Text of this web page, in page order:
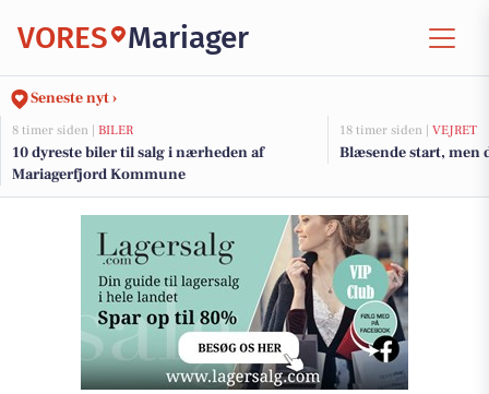
VORES Mariager
Seneste nyt ›
8 timer siden | BILER
10 dyreste biler til salg i nærheden af
Mariagerfjord Kommune
18 timer siden | VEJRET
Blæsende start, men